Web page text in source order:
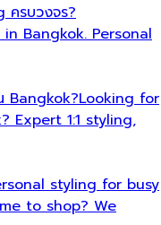
ครบวงจร?
Bangkok. Personal
Bangkok?Looking for
Expert 1:1 styling,
styling for busy
to shop? We